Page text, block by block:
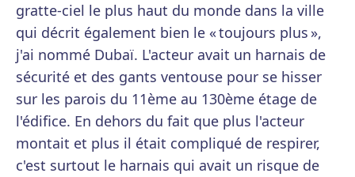
gratte-ciel le plus haut du monde dans la ville
qui décrit également bien le « toujours plus »,
j'ai nommé Dubaï. L'acteur avait un harnais de
sécurité et des gants ventouse pour se hisser
sur les parois du 11ème au 130ème étage de
l'édifice. En dehors du fait que plus l'acteur
montait et plus il était compliqué de respirer,
c'est surtout le harnais qui avait un risque de